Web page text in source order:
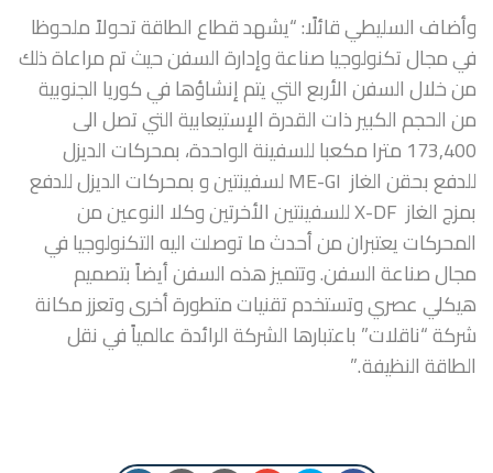
وأضاف السليطي قائلًا: “يشهد قطاع الطاقة تحولاً ملحوظا
في مجال تكنولوجيا صناعة وإدارة السفن حيث تم مراعاة ذلك
من خلال السفن الأربع التي يتم إنشاؤها في كوريا الجنوبية
من الحجم الكبير ذات القدرة الإستيعابية التي تصل الى
173,400 مترا مكعبا للسفينة الواحدة، بمحركات الديزل
للدفع بحقن الغاز ME-GI لسفينتين و بمحركات الديزل للدفع
بمزج الغاز X-DF للسفينتين الأخرتين وكلا النوعين من
المحركات يعتبران من أحدث ما توصلت اليه التكنولوجيا في
مجال صناعة السفن. وتتميز هذه السفن أيضاً بتصميم
هيكلي عصري وتستخدم تقنيات متطورة أخرى وتعزز مكانة
شركة “ناقلات” باعتبارها الشركة الرائدة عالمياً في نقل
الطاقة النظيفة .”